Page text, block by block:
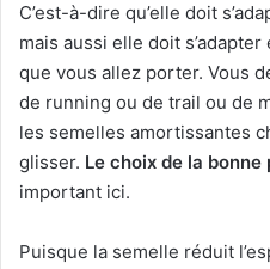
C’est-à-dire qu’elle doit
mais aussi elle doit
que vous allez porter. Vous
de running ou de trail ou de
les semelles amortissantes
glisser. Le choix de la bonne
important ici.
Puisque la semelle réduit